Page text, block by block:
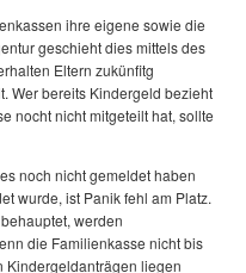
ihre eigene sowie die
geschieht dies mittels des
Eltern zukünfitg
Wer bereits Kindergeld bezieht
nocht nicht mitgeteilt hat, sollte
noch nicht gemeldet haben
wurde, ist Panik fehl am Platz.
werden
die Familienkasse nicht bis
Kindergeldanträgen liegen